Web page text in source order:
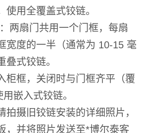
使用全覆盖式铰链。
两扇门共用一个门框，每扇
宽度的一半（通常为 10-15 毫
叠式铰链。
柜框，关闭时与门框齐平（覆
嵌入式铰链。
拍摄旧铰链安装的详细照片，
，并将照片发送至*博尔泰客